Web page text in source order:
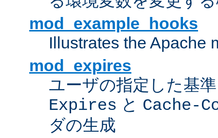
mod_example_hooks
Illustrates the Apache
mod_expires
ユーザの指定した基
Expires と Cache-
ダの生成